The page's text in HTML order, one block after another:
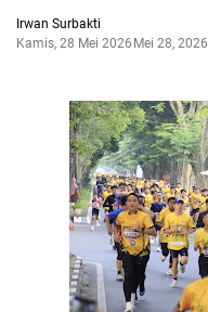
Irwan Surbakti
Kamis, 28 Mei 2026 Mei 28, 2026